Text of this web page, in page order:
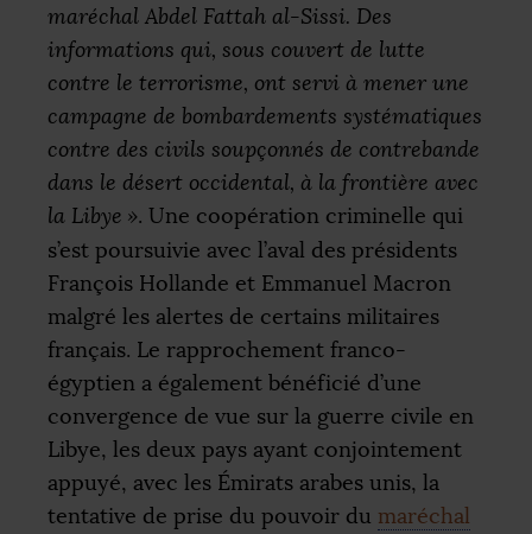
maréchal Abdel Fattah al-Sissi. Des
informations qui, sous couvert de lutte
contre le terrorisme, ont servi à mener une
campagne de bombardements systématiques
contre des civils soupçonnés de contrebande
dans le désert occidental, à la frontière avec
la Libye ». Une coopération criminelle qui
s’est poursuivie avec l’aval des présidents
François Hollande et Emmanuel Macron
malgré les alertes de certains militaires
français. Le rapprochement franco-
égyptien a également bénéficié d’une
convergence de vue sur la guerre civile en
Libye, les deux pays ayant conjointement
appuyé, avec les Émirats arabes unis, la
tentative de prise du pouvoir du maréchal